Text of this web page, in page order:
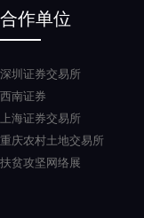
合作单位
深圳证券交易所
西南证券
上海证券交易所
重庆农村土地交易所
扶贫攻坚网络展